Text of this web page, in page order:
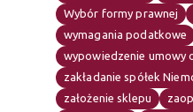
Wybór formy prawnej
wymagania podatkowe
wypowiedzenie umowy
zakładanie spółek
założenie sklepu